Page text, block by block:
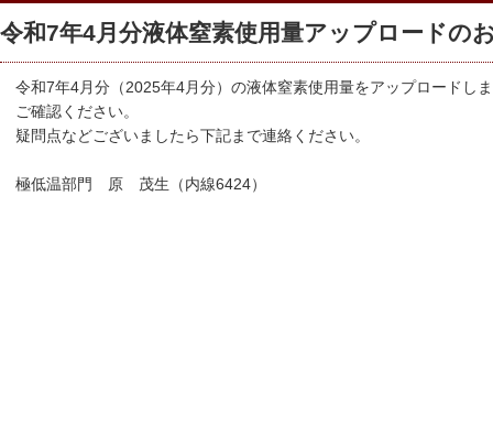
令和7年4月分液体窒素使用量アップロードの
令和7年4月分（2025年4月分）の液体窒素使用量をアップロードし
ご確認ください。
疑問点などございましたら下記まで連絡ください。
極低温部門 原 茂生（内線6424）